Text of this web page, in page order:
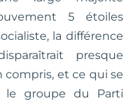
5 étoiles
la différence
presque
compris, et ce qui se
le groupe du Parti